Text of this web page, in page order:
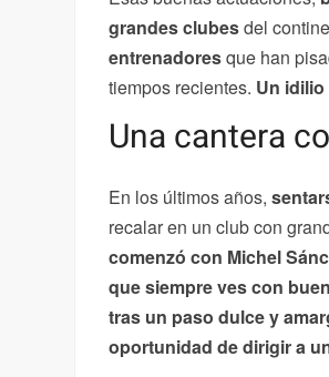
grandes clubesdel
entrenadoresque han
tiempos recientes. Un
Una cantera
En los últimos años,
recalar en un club con
comenzó con Michel
que siempre ves con
tras un paso dulce y
oportunidad de dirigir a